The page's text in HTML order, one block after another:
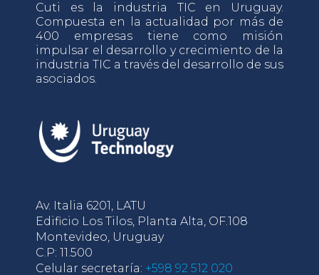
Cuti es la industria TIC en Uruguay.
Compuesta en la actualidad por más de
400 empresas tiene como misión
impulsar el desarrollo y crecimiento de la
industria TIC a través del desarrollo de sus
asociados.
Av. Italia 6201, LATU
Edificio Los Tilos, Planta Alta, OF.108
Montevideo, Uruguay
C.P: 11.500
Celular secretaría: +598 92 512 020